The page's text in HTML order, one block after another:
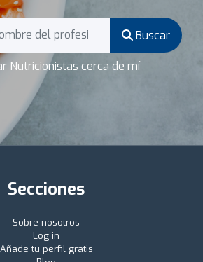
Buscar
Nutricionistas cerca de mí
Secciones
Sobre nosotros
Log in
Añade tu perfil gratis